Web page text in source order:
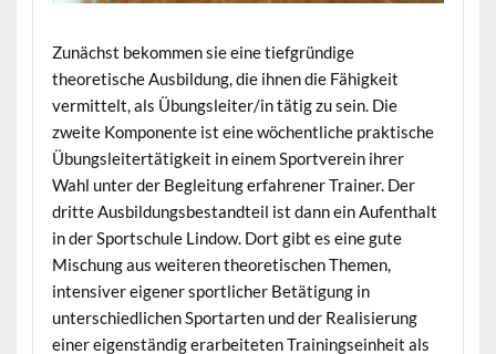
Zunächst bekommen sie eine tiefgründige
theoretische Ausbildung, die ihnen die Fähigkeit
vermittelt, als Übungsleiter/in tätig zu sein. Die
zweite Komponente ist eine wöchentliche praktische
Übungsleitertätigkeit in einem Sportverein ihrer
Wahl unter der Begleitung erfahrener Trainer. Der
dritte Ausbildungsbestandteil ist dann ein Aufenthalt
in der Sportschule Lindow. Dort gibt es eine gute
Mischung aus weiteren theoretischen Themen,
intensiver eigener sportlicher Betätigung in
unterschiedlichen Sportarten und der Realisierung
einer eigenständig erarbeiteten Trainingseinheit als